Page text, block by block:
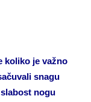
koliko je važno
snagu
nogu